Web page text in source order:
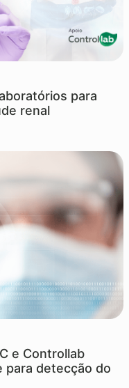
para
renal
e Controllab
para detecção do